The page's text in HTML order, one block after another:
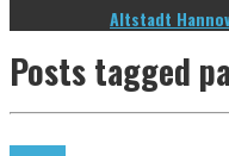
Altstadt
Posts tagged